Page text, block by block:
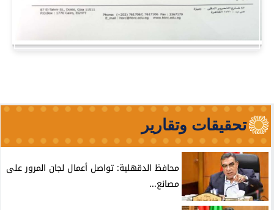
تحقيقات وتقارير
محافظ الدقهلية: تواصل أعمال لجان المرور على
مصانع...